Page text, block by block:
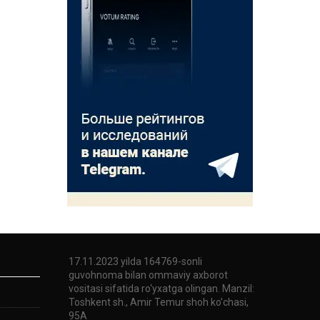
17.11.2023 yilda 164769-sonli
guvohnoma bilan ommaviy axborot
vositasi sifatida ro‘yxatga olingan. Manzil:
Toshkent sh., Amir Temur shoh ko’chasi,
95A